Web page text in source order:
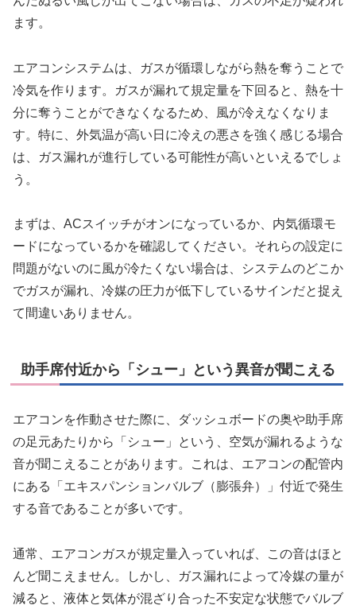
ます。
エアコンシステムは、ガスが循環しながら熱を奪うことで
冷気を作ります。ガスが漏れて規定量を下回ると、熱を十
分に奪うことができなくなるため、風が冷えなくなりま
す。特に、外気温が高い日に冷えの悪さを強く感じる場合
は、ガス漏れが進行している可能性が高いといえるでしょ
う。
まずは、ACスイッチがオンになっているか、内気循環モ
ードになっているかを確認してください。それらの設定に
問題がないのに風が冷たくない場合は、システムのどこか
でガスが漏れ、冷媒の圧力が低下しているサインだと捉え
て間違いありません。
助手席付近から「シュー」という異音が聞こえる
エアコンを作動させた際に、ダッシュボードの奥や助手席
の足元あたりから「シュー」という、空気が漏れるような
音が聞こえることがあります。これは、エアコンの配管内
にある「エキスパンションバルブ（膨張弁）」付近で発生
する音であることが多いです。
通常、エアコンガスが規定量入っていれば、この音はほと
んど聞こえません。しかし、ガス漏れによって冷媒の量が
減ると、液体と気体が混ざり合った不安定な状態でバルブ